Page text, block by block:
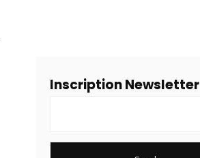
Inscription Newsletter